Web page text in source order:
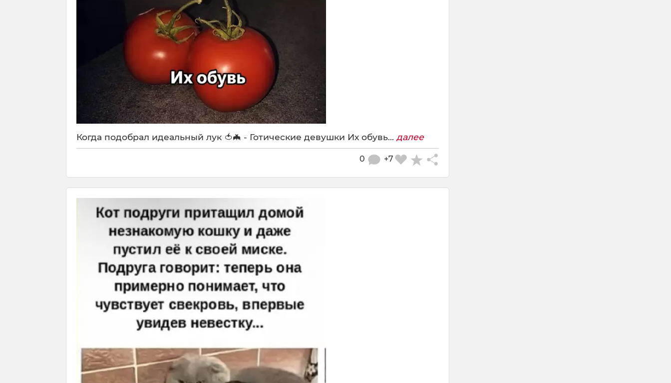
Когда подобрал идеальный лук 🍅🦇 - Готические девушки Их обувь... далее
+7
0